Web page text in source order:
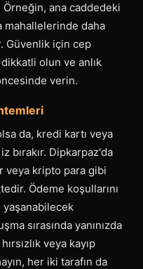
ana caddedeki
mahallelerinde daha
Güvenlik için cep
olun ve anlık
verin.
da, kredi kartı veya
bırakır. Dipkarpaz'da
veya kripto para gibi
Ödeme koşullarını
sırasında yanınızda
veya kayıp
her iki tarafın da